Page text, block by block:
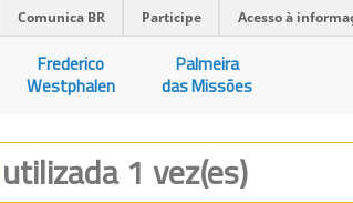
Comunica BR Participe Acesso à
Frederico
Westphalen
Palmeira
das Missões
utilizada 1 vez(es)